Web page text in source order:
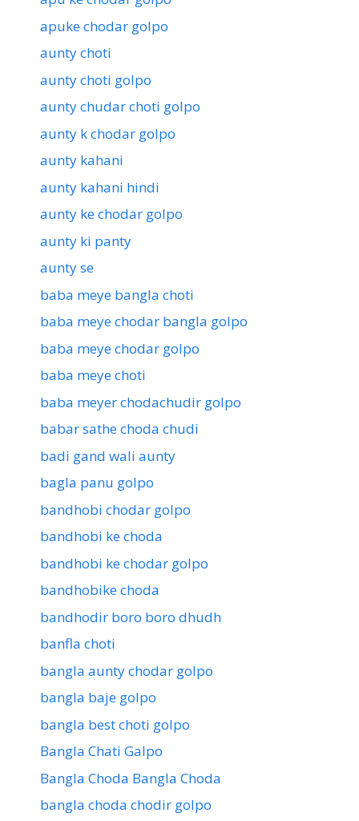
apuke chodar golpo
aunty choti
aunty choti golpo
aunty chudar choti golpo
aunty k chodar golpo
aunty kahani
aunty kahani hindi
aunty ke chodar golpo
aunty ki panty
aunty se
baba meye bangla choti
baba meye chodar bangla golpo
baba meye chodar golpo
baba meye choti
baba meyer chodachudir golpo
babar sathe choda chudi
badi gand wali aunty
bagla panu golpo
bandhobi chodar golpo
bandhobi ke choda
bandhobi ke chodar golpo
bandhobike choda
bandhodir boro boro dhudh
banfla choti
bangla aunty chodar golpo
bangla baje golpo
bangla best choti golpo
Bangla Chati Galpo
Bangla Choda Bangla Choda
bangla choda chodir golpo